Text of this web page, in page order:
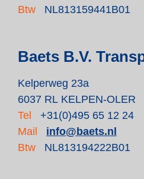
Btw
NL813159441B01
Baets B.V.
Kelperweg 23a
6037 RL KELPEN-OLER
Tel
+31(0)495 65 12 24
Mail
info@baets.nl
Btw
NL813194222B01